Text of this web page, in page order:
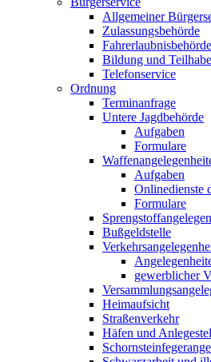
Allgemeiner
Zulassungsbehörde
Fahrerlaubnisbehörde
Bildung und Teilhabe
Telefonservice
Ordnung
Terminanfrage
Untere Jagdbehörde
Aufgaben
Formulare
Aufgaben
Onlinedienste
Formulare
Bußgeldstelle
gewerblicher
Heimaufsicht
Straßenverkehr
Häfen und